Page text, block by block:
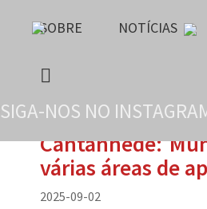
SOBRE NOTÍCIAS
Cantanhede:
várias áreas de
2025-09-02